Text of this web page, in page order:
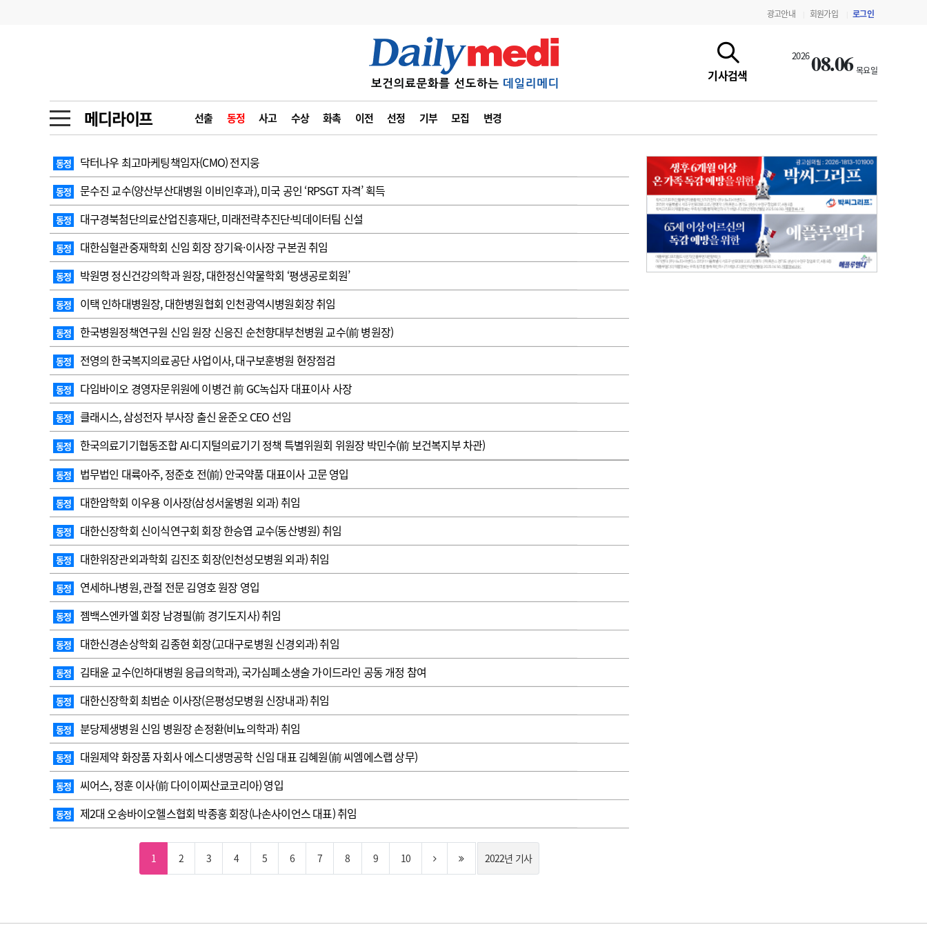
광고안내 회원가입 로그인
기사검색
202608.06 목요일
메디라이프 선출 동정 사고 수상 화촉 이전 선정 기부 모집 변경
금주의 검색어
1
의사인력 수급 추계
2
성분명 처방
3
AI의료
4
전공의 모집 결과
5
의사국시 합격률
6
관리급여 실시
사고
수첩
인물 피플
포토뉴스 포토뉴스
메디 Hospital 지역병원 중소병원
인포메이션 행정처분 판례 지침·기준·평가 약제급여 심사 결과
학회·연수강좌 학회/연수강좌 행사
고객센터 회사소개 법적고지 광고안내
동정 닥터나우 최고마케팅책임자(CMO) 전지웅
동정 문수진 교수( 양산부산대병원 이비인후과), 미국 공인 ‘RPSGT 자격’ 획득
동정 대구경북첨단의료산업진흥재단, 미래전략추진단·빅데이터팀 신설
동정 대한심혈관중재학회 신임 회장 장기육·이사장 구본권 취임
동정 박원명 정신건강의학과 원장, 대한정신약물학회 ‘평생공로회원’
동정 이택 인하대병원장, 대한병원협회 인천광역시병원회장 취임
동정 한국병원정책연구원 신임 원장 신응진 순천향대부천병원 교수(前 병원장)
동정 전영의 한국복지의료공단 사업이사, 대구보훈병원 현장점검
동정 다임바이오 경영자문위원에 이병건 前 GC녹십자 대표이사 사장
동정 클래시스, 삼성전자 부사장 출신 윤준오 CEO 선임
동정 한국의료기기협동조합 AI∙디지털의료기기 정책 특별위원회 위원장 박민수(前 보건복지부 차관)
동정 법무법인 대륙아주, 정준호 전(前) 안국약품 대표이사 고문 영입
동정 대한암학회 이우용 이사장(삼성서울병원 외과) 취임
동정 대한신장학회 신이식연구회 회장 한승엽 교수(동산병원) 취임
동정 대한위장관외과학회 김진조 회장(인천성모병원 외과) 취임
동정 연세하나병원, 관절 전문 김영호 원장 영입
동정 젬백스엔카엘 회장 남경필(前 경기도지사) 취임
동정 대한신경손상학회 김종현 회장(고대구로병원 신경외과) 취임
동정 김태윤 교수(인하대병원 응급의학과), 국가심폐소생술 가이드라인 공동 개정 참여
동정 대한신장학회 최범순 이사장(은평성모병원 신장내과) 취임
동정 분당제생병원 신임 병원장 손정환(비뇨의학과) 취임
동정 대원제약 화장품 자회사 에스디생명공학 신임 대표 김혜원(前 씨엠에스랩 상무)
동정 씨어스, 정훈 이사(前 다이이찌산쿄코리아) 영입
동정 제2대 오송바이오헬스협회 박종홍 회장(나손사이언스 대표) 취임
1 2 3 4 5 6 7 8 9 10 2022년 기사